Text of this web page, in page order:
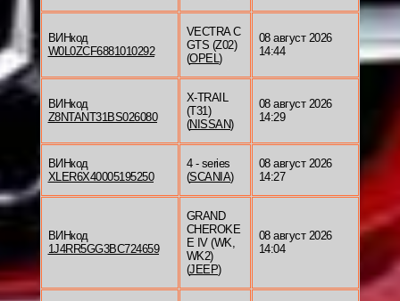
ВИНкод
W0L0ZCF6881010292
VECTRA C
GTS (Z02)
(OPEL)
08 август 2026
14:44
ВИНкод
Z8NTANT31BS026080
X-TRAIL
(T31)
(NISSAN)
08 август 2026
14:29
ВИНкод
XLER6X40005195250
4 - series
(SCANIA)
08 август 2026
14:27
ВИНкод
1J4RR5GG3BC724659
GRAND
CHEROKE
E IV (WK,
WK2)
(JEEP)
08 август 2026
14:04